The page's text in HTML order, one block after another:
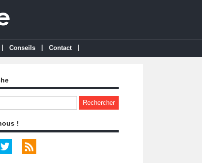
Conseils Contact
!